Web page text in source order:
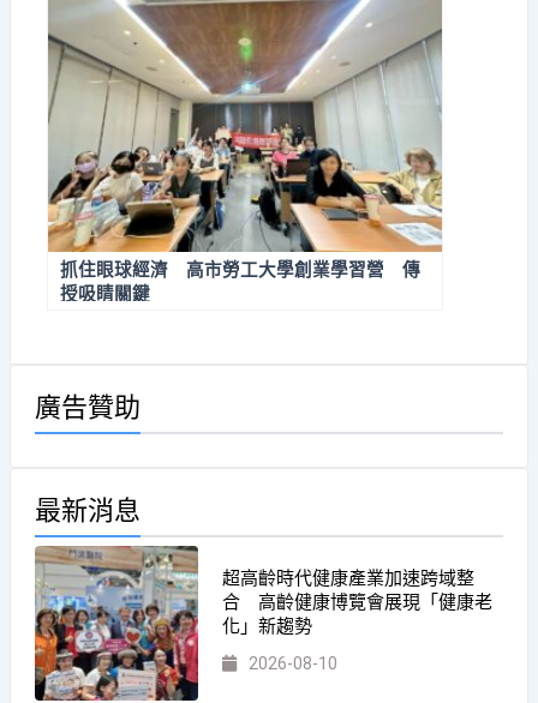
抓住眼球經濟 高市勞工大學創業學習營 傳
授吸睛關鍵
廣告贊助
最新消息
超高齡時代健康產業加速跨域整
合 高齡健康博覽會展現「健康老
化」新趨勢
2026-08-10